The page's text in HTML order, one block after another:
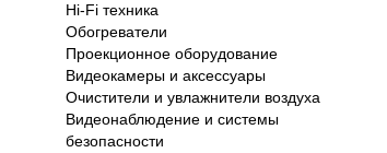
Hi-Fi техника
Обогреватели
Проекционное оборудование
Видеокамеры и аксессуары
Очистители и увлажнители воздуха
Видеонаблюдение и системы
безопасности